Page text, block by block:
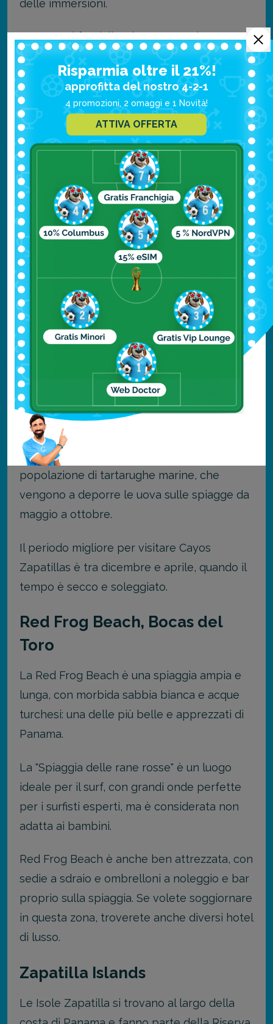
delle immersioni.
Se amate i fondali, qui troverete circa 500
specie di pesci che popolano le acque
intorno all'isola. Per chi preferisce rimanere
sulla terraferma, invece, le spiagge dell'isola
sono perfette per rilassarsi davanti a
panorami mozzafiato.
Acque cristalline e sabbia bianca, cosa
chiedere di più?
Cayos Zapatillas (Arcipelago)
Cayos Zapatillas è un arcipelago di due
piccole isole situato vicino a Bocas del Toro,
a
Panama, note soprattutto per le loro
spiagge di sabbia bianca e le acque
cristalline.
La barriera corallinaintorno alle isole offre la
possibilità di osservare da vicino la vita
marina, rendendo destinazione molto
popolare per gli appassionati di
Cayos Zapatillas ospita anche una grande
popolazione di tartarughe marine, che
vengono a deporre le uova sulle spiagge da
maggio a ottobre.
Il periodo migliore per visitare Cayos
Zapatillas è tra dicembre e aprile, quando il
tempo è secco e soleggiato.
Red Frog Beach, Bocas del
Toro
La Red Frog Beach è una spiaggia ampia e
lunga, con morbida sabbia bianca e acque
turchesi: una delle più belle e apprezzati di
Panama.
La "Spiaggia delle rane rosse" è un luogo
ideale per il surf, con grandi onde perfette
per i surfisti esperti, ma è considerata non
adatta ai bambini.
Red Frog Beach è anche ben attrezzata, con
sedie a sdraio e ombrelloni a noleggio e bar
proprio sulla spiaggia. Se volete soggiornare
in questa zona, troverete anche diversi hotel
di lusso.
Zapatilla Islands
Le Isole Zapatilla si trovano al largo della
Risparmia oltre il 21%!
approfitta del nostro 4-2-1
4 promozioni, 2 omaggi e 1 Novità!
ATTIVA OFFERTA